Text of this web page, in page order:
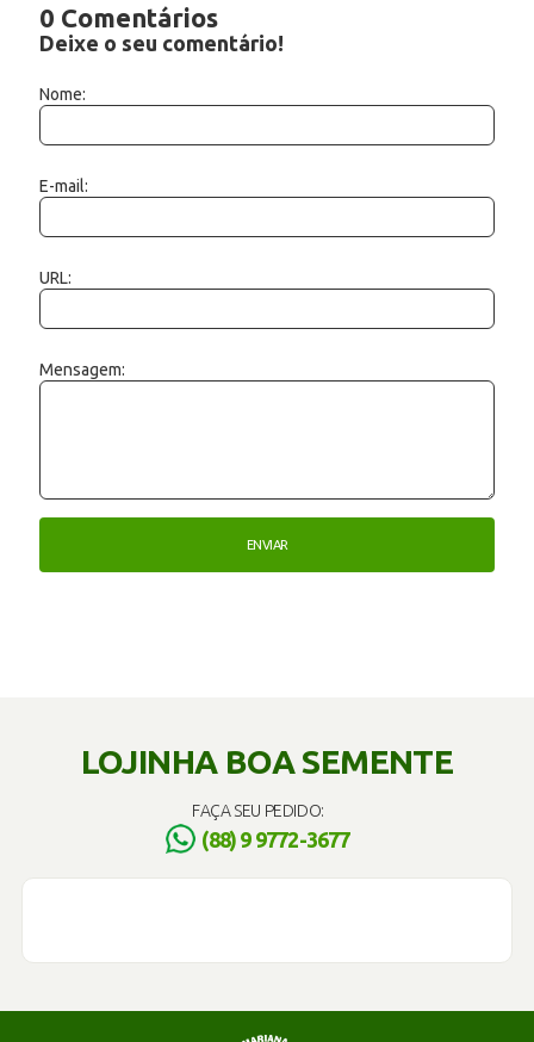
0 Comentários
Deixe o seu comentário!
Nome:
E-mail:
URL:
Mensagem:
LOJINHA BOA SEMENTE
FAÇA SEU PEDIDO:
(88) 9 9772-3677